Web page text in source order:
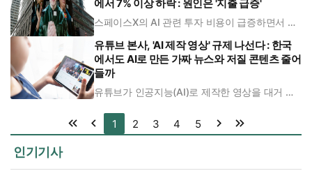
대한민국은 형법(제105조)으로 국기모독죄를 두
에서 7% 이상 하락 : 원인은 '지출 급증'
스페이스X의 AI 관련 투자 비용이 급증하면서 매
스크 스페이스X 최고경영자(CEO)는 그럼에도 꾸
준히 AI 지출을 늘릴 계획이라고 발표했다. 스페
이스X는 4일(현지시각) 상장 기업으로서 첫 실적
발표에서 "2분기 자본 지출
유튜브 본사, 'AI 제작 영상' 규제 나선다 : 한국
에서도 AI로 만든 가짜 뉴스와 저질 콘텐츠 줄어
들까
유튜브가 인공지능(AI)로 제작한 영상을 대거 삭
한 규제에 나서고 있다. 윤리적 이유가 아니라, 소
비자들이 AI 컨텐츠가 많은 플랫폼을 꺼려하는 추
세가 발견됐기 때문이다. 한국은 세계에서 '저품
1 2 3 4 5
인기기사